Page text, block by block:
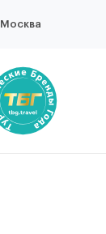
Москва